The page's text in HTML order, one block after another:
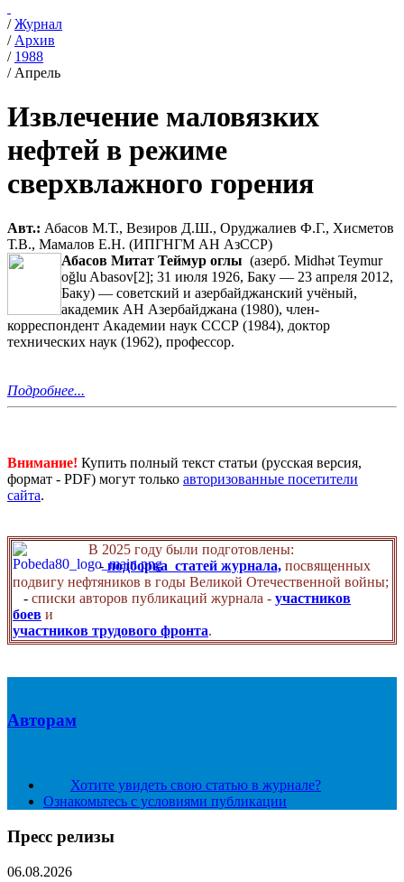
/Журнал
/ Архив
/ 1988
/ Апрель
Извлечение маловязких
нефтей в режиме
сверхвлажного горения
Авт.: Абасов М.Т., Везиров Д.Ш., Оруджалиев Ф.Г., Хисметов
Т.В., Мамалов Е.Н. (ИПГНГМ АН АзССР)
Абасов Митат Теймур оглы (азерб. Midhət Teymur
oğlu Abasov[2]; 31 июля 1926, Баку — 23 апреля 2012,
Баку) — советский и азербайджанский учёный,
академик АН Азербайджана (1980), член-
корреспондент Академии наук СССР (1984), доктор
технических наук (1962), профессор.
Подробнее...
Внимание! Купить полный текст статьи (русская версия,
формат - PDF) могут только авторизованные посетители
сайта.
В 2025 году были подготовлены:
- подборка статей журнала, посвященных
подвигу нефтяников в годы Великой Отечественной войны;
- списки авторов публикаций журнала - участников
боев и
участников трудового фронта.
Авторам
Хотите увидеть свою статью в журнале?
Ознакомьтесь с условиями публикации
Пресс релизы
06.08.2026